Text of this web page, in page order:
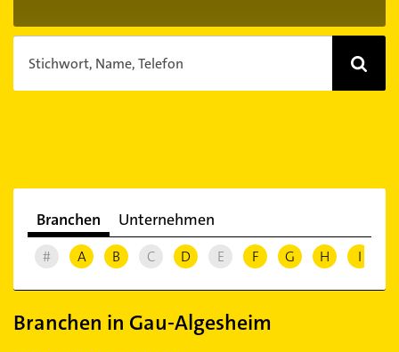
Stichwort, Name, Telefon
Branchen Unternehmen
# A B C D E F G H I
Branchen in Gau-Algesheim